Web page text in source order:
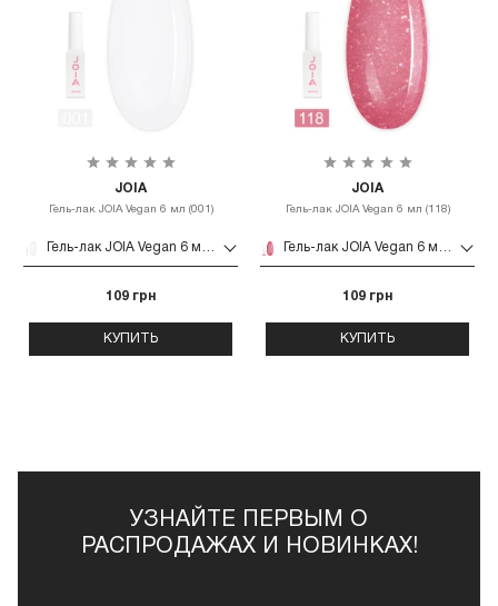
JOIA
Гель-лак JOIA Vegan 6 мл (001)
Гель-лак JOIA Vegan 6 мл (001)
109 грн
КУПИТЬ
JOIA
Гель-лак JOIA Vegan 6 мл (118)
Гель-лак JOIA Vegan 6 мл (118)
109 грн
КУПИТЬ
УЗНАЙТЕ ПЕРВЫМ О
РАСПРОДАЖАХ И НОВИНКАХ!